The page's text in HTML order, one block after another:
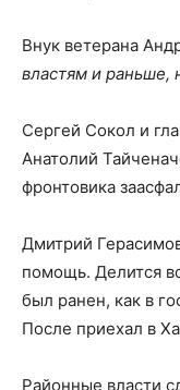
Внук ветерана
властям и раньше,
Сергей Сокол и
Анатолий
фронтовика
Дмитрий
помощь. Делится
был ранен, как в
После приехал в
Районные власти